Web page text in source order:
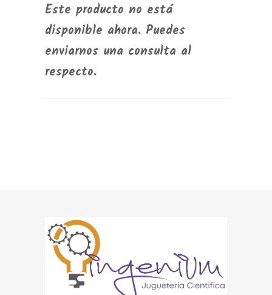
Este producto no está
disponible ahora. Puedes
enviarnos una consulta al
respecto.